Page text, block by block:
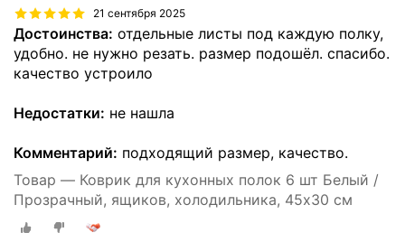
21 сентября 2025
Достоинства: отдельные листы под каждую полку,
удобно. не нужно резать. размер подошёл. спасибо.
качество устроило
Недостатки: не нашла
Комментарий: подходящий размер, качество.
Товар — Коврик для кухонных полок 6 шт Белый /
Прозрачный, ящиков, холодильника, 45х30 см